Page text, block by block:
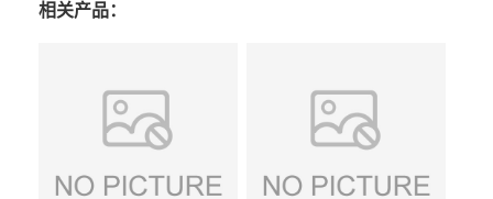
相关产品：